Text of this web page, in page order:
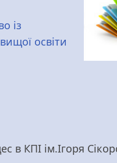
із
освіти
в КПІ ім.Ігоря